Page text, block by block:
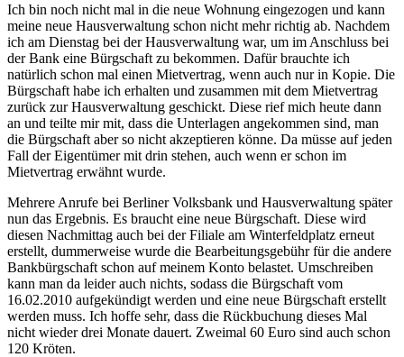
Ich bin noch nicht mal in die neue Wohnung eingezogen und kann
meine neue Hausverwaltung schon nicht mehr richtig ab. Nachdem
ich am Dienstag bei der Hausverwaltung war, um im Anschluss bei
der Bank eine Bürgschaft zu bekommen. Dafür brauchte ich
natürlich schon mal einen Mietvertrag, wenn auch nur in Kopie. Die
Bürgschaft habe ich erhalten und zusammen mit dem Mietvertrag
zurück zur Hausverwaltung geschickt. Diese rief mich heute dann
an und teilte mir mit, dass die Unterlagen angekommen sind, man
die Bürgschaft aber so nicht akzeptieren könne. Da müsse auf jeden
Fall der Eigentümer mit drin stehen, auch wenn er schon im
Mietvertrag erwähnt wurde.
Mehrere Anrufe bei Berliner Volksbank und Hausverwaltung später
nun das Ergebnis. Es braucht eine neue Bürgschaft. Diese wird
diesen Nachmittag auch bei der Filiale am Winterfeldplatz erneut
erstellt, dummerweise wurde die Bearbeitungsgebühr für die andere
Bankbürgschaft schon auf meinem Konto belastet. Umschreiben
kann man da leider auch nichts, sodass die Bürgschaft vom
16.02.2010 aufgekündigt werden und eine neue Bürgschaft erstellt
werden muss. Ich hoffe sehr, dass die Rückbuchung dieses Mal
nicht wieder drei Monate dauert. Zweimal 60 Euro sind auch schon
120 Kröten.